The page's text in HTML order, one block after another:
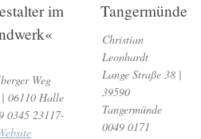
im
Weg
| 06110 Halle
0345 23117-
Tangermünde
Christian
Leonhardt
Lange Straße 38 |
39590
Tangermünde
0049 0171